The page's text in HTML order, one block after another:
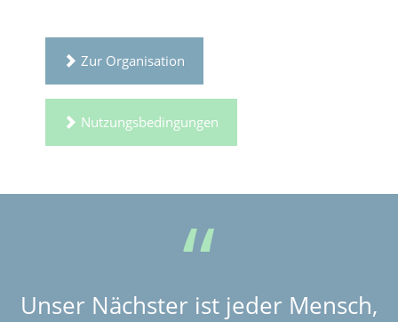
Zur Organisation
Nutzungsbedingungen
Unser Nächster ist jeder Mensch,